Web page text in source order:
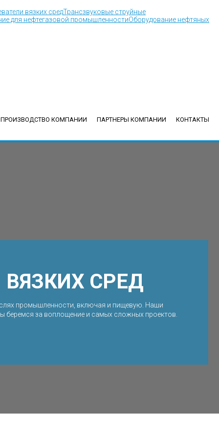
вязких средТрансзвуковые струйные
для нефтегазовой промышленностиОборудование нефтяных
ПРОИЗВОДСТВО КОМПАНИИ ПАРТНЕРЫ КОМПАНИИ КОНТАКТЫ
СРЕД
промышленности, включая и пищевую. Наши
беремся за воплощение и самых сложных проектов.